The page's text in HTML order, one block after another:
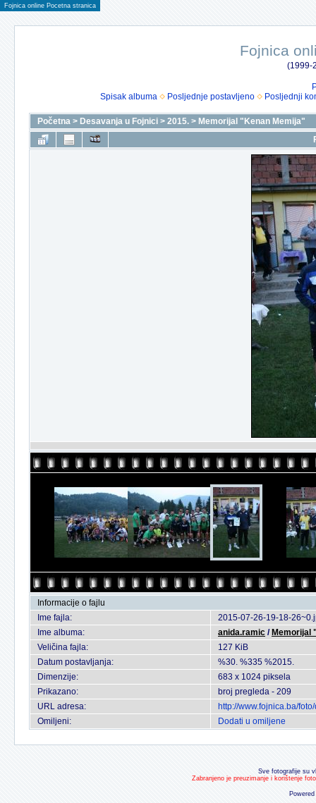
Fojnica online Pocetna stranica
Fojnica
(1999-
Spisak albuma
Posljednje postavljeno Posljednji
Početna > Desavanja u Fojnici > 2015. > Memorijal "Kenan Memija"
Informacije o fajlu
Ime fajla:
2015-07-26-19-18-
Ime albuma:
anida.ramic / Memorijal
Veličina fajla:
127 KiB
Datum postavljanja:
%30. %335 %2015.
Dimenzije:
683 x 1024 piksela
Prikazano:
broj pregleda - 209
URL adresa:
http://www.fojnica.ba/
Omiljeni:
Dodati u omiljene
Sve fotografije su
Zabranjeno je preuzimanje i korištenje